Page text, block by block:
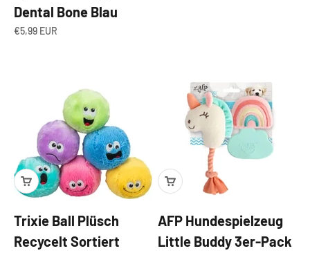
Dental Bone Blau
Angebot
€5,99 EUR
Trixie Ball Plüsch
Recycelt Sortiert
AFP Hundespielzeug
Little Buddy 3er-Pack